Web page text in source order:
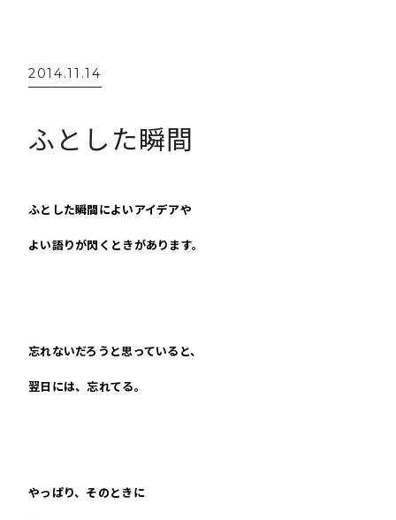
2014.11.14
ふとした瞬間
ふとした瞬間によいアイデアや
よい語りが閃くときがあります。
忘れないだろうと思っていると、
翌日には、忘れてる。
やっぱり、そのときに